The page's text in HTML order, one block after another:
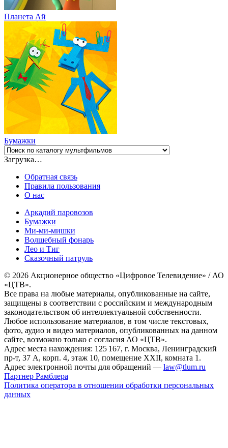
Планета Aй
Бумажки
Загрузка…
Обратная связь
Правила пользования
О нас
Аркадий паровозов
Бумажки
Ми-ми-мишки
Волшебный фонарь
Лео и Тиг
Сказочный патруль
© 2026 Акционерное общество «Цифровое Телевидение» / АО
«ЦТВ».
Все права на любые материалы, опубликованные на сайте,
защищены в соответствии с российским и международным
законодательством об интеллектуальной собственности.
Любое использование материалов, в том числе текстовых,
фото, аудио и видео материалов, опубликованных на данном
сайте, возможно только с согласия АО «ЦТВ».
Адрес места нахождения: 125 167, г. Москва, Ленинградский
пр-т, 37 А, корп. 4, этаж 10, помещение XXII, комната 1.
Адрес электронной почты для обращений — law@tlum.ru
Партнер Рамблера
Политика оператора в отношении обработки персональных
данных